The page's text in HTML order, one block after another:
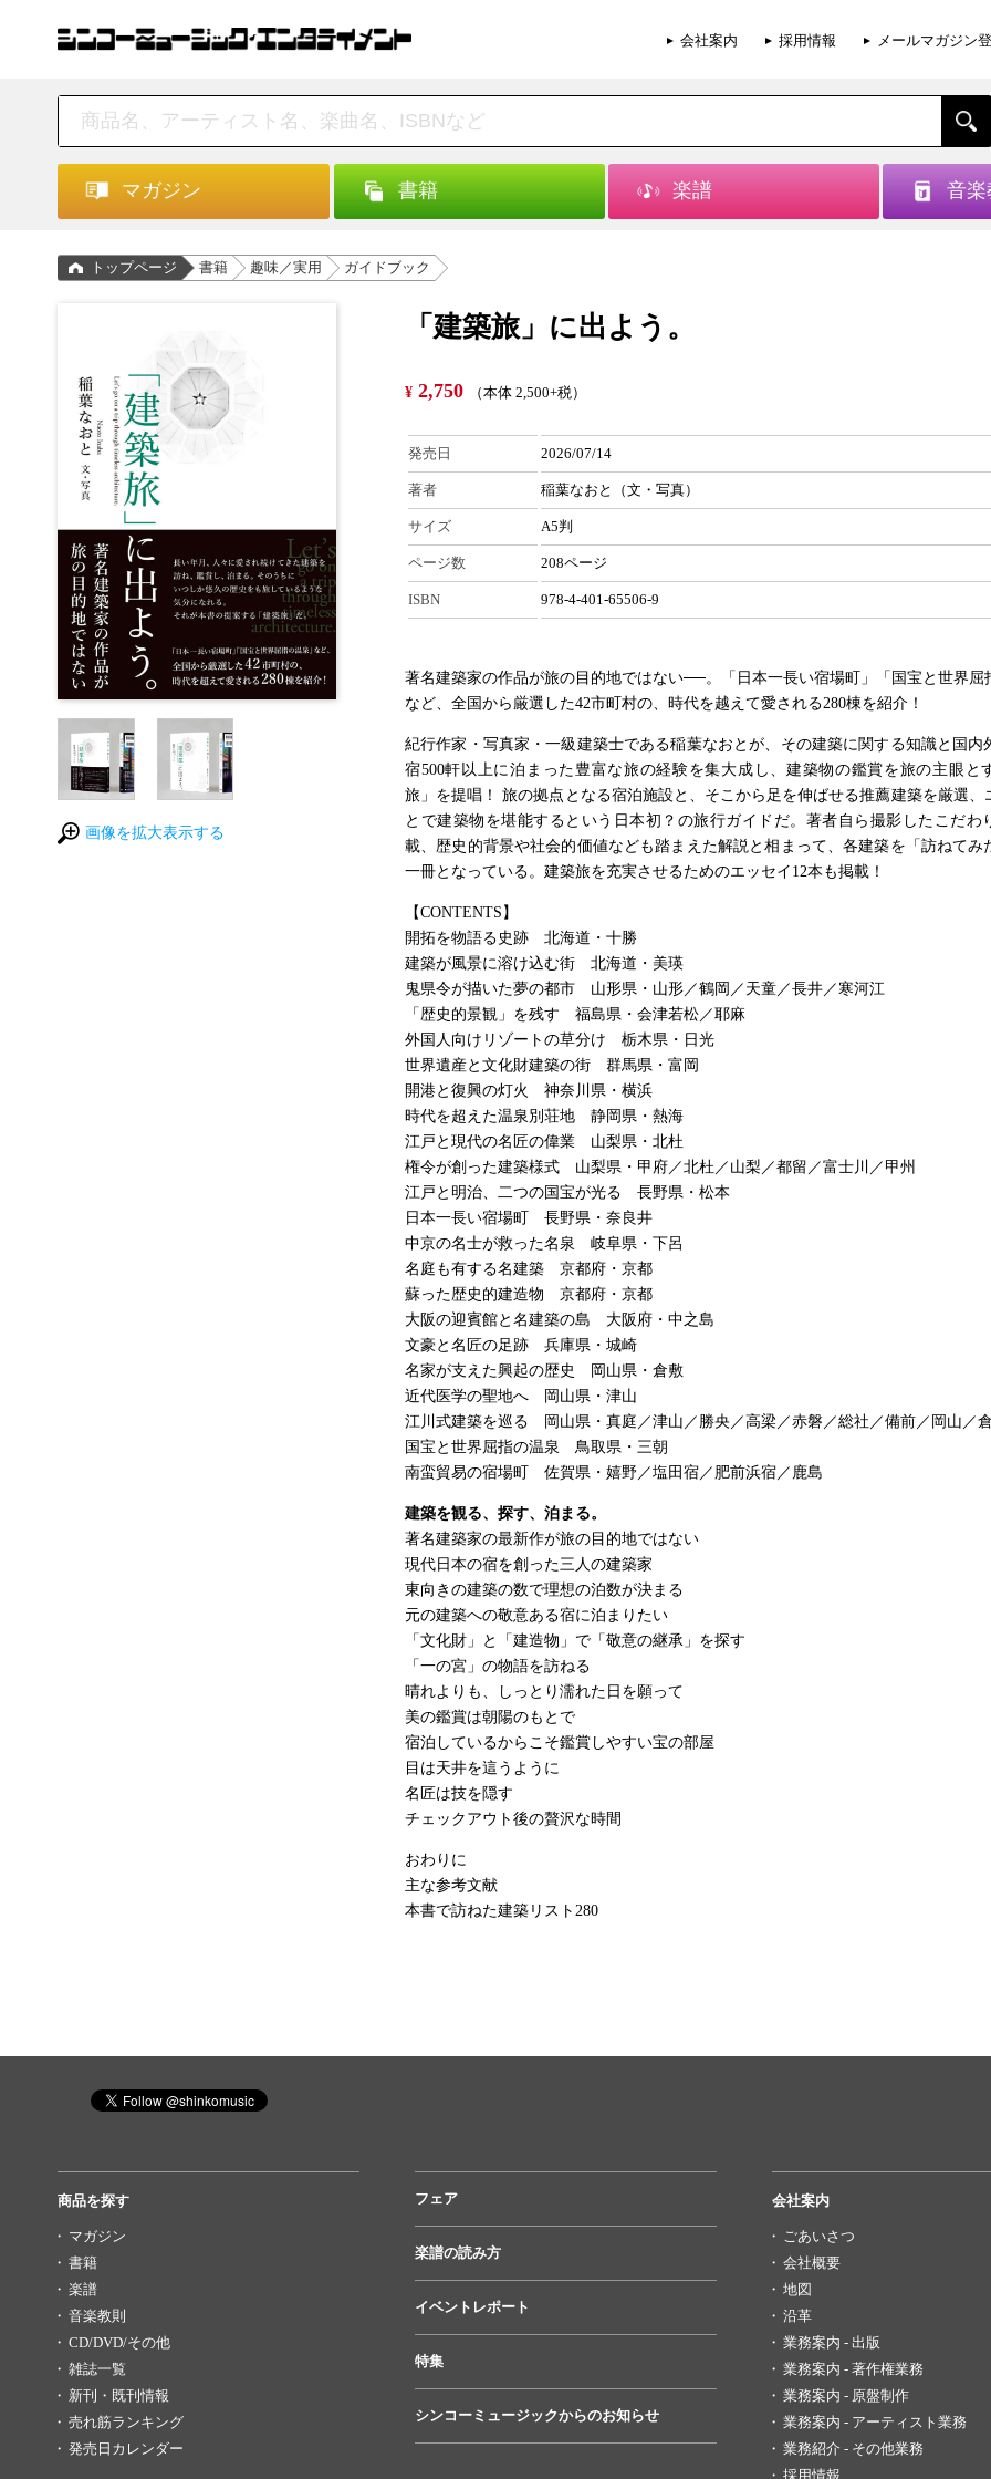
会社案内 採用情報 メールマガジン
マガジン 書籍 楽譜 音楽
トップページ 書籍 趣味／実用 ガイドブック
画像を拡大表示する
「建築旅」に出よう。
¥ 2,750 （本体 2,500+税）
発売日 2026/07/14
著者 稲葉なおと（文・写真）
サイズ A5判
ページ数 208ページ
ISBN 978-4-401-65506-9
著名建築家の作品が旅の目的地ではない──。「日本一長い宿場町」「国宝と世界屈
など、全国から厳選した42市町村の、時代を越えて愛される280棟を紹介！
紀行作家・写真家・一級建築士である稲葉なおとが、その建築に関する知識と国内
宿500軒以上に泊まった豊富な旅の経験を集大成し、建築物の鑑賞を旅の主眼と
旅」を提唱！ 旅の拠点となる宿泊施設と、そこから足を伸ばせる推薦建築を厳選、
とで建築物を堪能するという日本初？の旅行ガイドだ。著者自ら撮影したこだわ
載、歴史的背景や社会的価値なども踏まえた解説と相まって、各建築を「訪ねてみ
一冊となっている。建築旅を充実させるためのエッセイ12本も掲載！
【CONTENTS】
開拓を物語る史跡 北海道・十勝
建築が風景に溶け込む街 北海道・美瑛
鬼県令が描いた夢の都市 山形県・山形／鶴岡／天童／長井／寒河江
「歴史的景観」を残す 福島県・会津若松／耶麻
外国人向けリゾートの草分け 栃木県・日光
世界遺産と文化財建築の街 群馬県・富岡
開港と復興の灯火 神奈川県・横浜
時代を超えた温泉別荘地 静岡県・熱海
江戸と現代の名匠の偉業 山梨県・北杜
権令が創った建築様式 山梨県・甲府／北杜／山梨／都留／富士川／甲州
江戸と明治、二つの国宝が光る 長野県・松本
日本一長い宿場町 長野県・奈良井
中京の名士が救った名泉 岐阜県・下呂
名庭も有する名建築 京都府・京都
蘇った歴史的建造物 京都府・京都
大阪の迎賓館と名建築の島 大阪府・中之島
文豪と名匠の足跡 兵庫県・城崎
名家が支えた興起の歴史 岡山県・倉敷
近代医学の聖地へ 岡山県・津山
江川式建築を巡る 岡山県・真庭／津山／勝央／高梁／赤磐／総社／備前／岡山／
国宝と世界屈指の温泉 鳥取県・三朝
南蛮貿易の宿場町 佐賀県・嬉野／塩田宿／肥前浜宿／鹿島
建築を観る、探す、泊まる。
著名建築家の最新作が旅の目的地ではない
現代日本の宿を創った三人の建築家
東向きの建築の数で理想の泊数が決まる
元の建築への敬意ある宿に泊まりたい
「文化財」と「建造物」で「敬意の継承」を探す
「一の宮」の物語を訪ねる
晴れよりも、しっとり濡れた日を願って
美の鑑賞は朝陽のもとで
宿泊しているからこそ鑑賞しやすい宝の部屋
目は天井を這うように
名匠は技を隠す
チェックアウト後の贅沢な時間
おわりに
主な参考文献
本書で訪ねた建築リスト280
商品を探す
マガジン
書籍
楽譜
音楽教則
CD/DVD/その他
雑誌一覧
新刊・既刊情報
売れ筋ランキング
発売日カレンダー
フェア
楽譜の読み方
イベントレポート
特集
シンコーミュージックからのお知らせ
会社案内
ごあいさつ
会社概要
地図
沿革
業務案内 - 出版
業務案内 - 著作権業務
業務案内 - 原盤制作
業務案内 - アーティスト業務
業務紹介 - その他業務
採用情報